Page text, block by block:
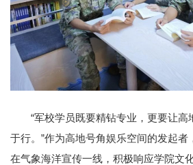
“军校学员既要精钻专业，更要让
于行。”作为高地号角娱乐空间的发起者
在气象海洋宣传一线，积极响应学院文